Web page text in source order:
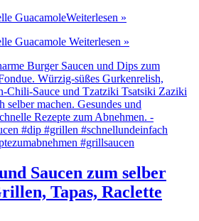
GuacamoleWeiterlesen »
Guacamole Weiterlesen »
Saucen zum selber
Tapas, Raclette